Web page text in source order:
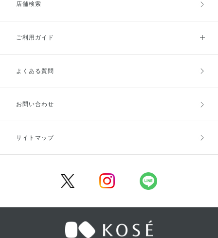
店舗検索
ご利用ガイド
ご利用ガイドトップ
お支払方法
キャンセル・返品・交換
よくある質問
お問い合わせ
サイトマップ